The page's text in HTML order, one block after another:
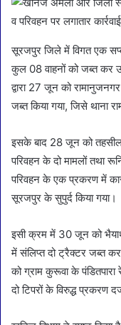
सूरजपुर जिले में विगत एक
कुल 08 वाहनों को जब्त कर
द्वारा 27 जून को
जब्त किया गया, जिसे थाना
इसके बाद 28 जून को
परिवहन के दो मामलों तथा
परिवहन के एक प्रकरण में
सूरजपुर के सुपुर्द किया गया।
इसी क्रम में 30 जून को
में संलिप्त दो ट्रैक्टर जब्त
को ग्राम कुरूवा के
दो टिपरों के विरुद्ध प्रकरण